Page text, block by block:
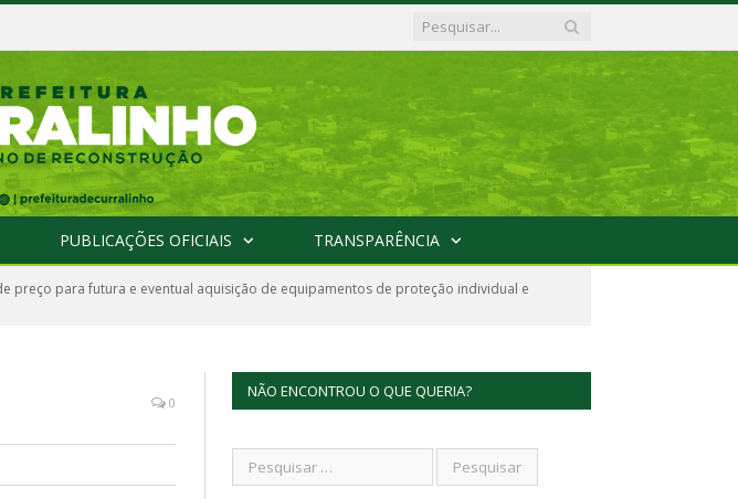
PUBLICAÇÕES OFICIAIS TRANSPARÊNCIA
de preço para futura e eventual aquisição de equipamentos de proteção individual e
0
NÃO ENCONTROU O QUE QUERIA?